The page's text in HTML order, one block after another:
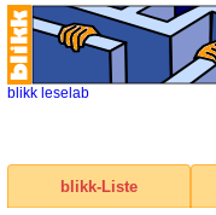
blikk leselab
blikk-Liste